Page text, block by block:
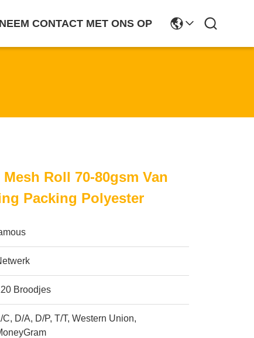
NEEM CONTACT MET ONS OP
Roll 70-80gsm Van
Packing Polyester
Broodjes
C, D/A, D/P, T/T, Western Union,